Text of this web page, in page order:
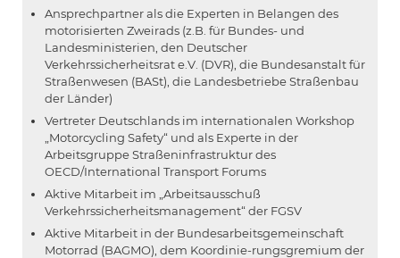
Ansprechpartner als die Experten in Belangen des
motorisierten Zweirads (z.B. für Bundes- und
Landesministerien, den Deutscher
Verkehrssicherheitsrat e.V. (DVR), die Bundesanstalt für
Straßenwesen (BASt), die Landesbetriebe Straßenbau
der Länder)
Vertreter Deutschlands im internationalen Workshop
„Motorcycling Safety“ und als Experte in der
Arbeitsgruppe Straßeninfrastruktur des
OECD/International Transport Forums
Aktive Mitarbeit im „Arbeitsausschuß
Verkehrssicherheitsmanagement“ der FGSV
Aktive Mitarbeit in der Bundesarbeitsgemeinschaft
Motorrad (BAGMO), dem Koordinie-rungsgremium der